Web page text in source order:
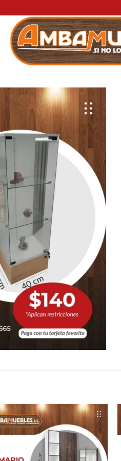
Añadir
a la
deseos
Añadir
a la
lista de
deseos